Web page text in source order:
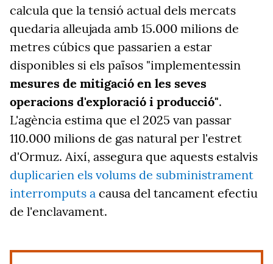
calcula que la tensió actual dels mercats
quedaria alleujada amb 15.000 milions de
metres cúbics que passarien a estar
disponibles si els països "implementessin
mesures de mitigació en les seves
operacions d'exploració i producció".
L'agència estima que el 2025 van passar
110.000 milions de gas natural per l'estret
d'Ormuz. Així, assegura que aquests estalvis
duplicarien els volums de subministrament
interromputs a causa del tancament efectiu
de l'enclavament.